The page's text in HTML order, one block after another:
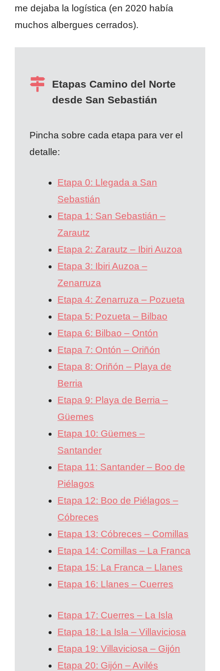
me dejaba la logística (en 2020 había
muchos albergues cerrados).
Etapas Camino del Norte
desde San Sebastián
Pincha sobre cada etapa para ver el
detalle:
Etapa 0: Llegada a San
Sebastián
Etapa 1: San Sebastián –
Zarautz
Etapa 2: Zarautz – Ibiri Auzoa
Etapa 3: Ibiri Auzoa –
Zenarruza
Etapa 4: Zenarruza – Pozueta
Etapa 5: Pozueta – Bilbao
Etapa 6: Bilbao – Ontón
Etapa 7: Ontón – Oriñón
Etapa 8: Oriñón – Playa de
Berria
Etapa 9: Playa de Berria –
Güemes
Etapa 10: Güemes –
Santander
Etapa 11: Santander – Boo de
Piélagos
Etapa 12: Boo de Piélagos –
Cóbreces
Etapa 13: Cóbreces – Comillas
Etapa 14: Comillas – La Franca
Etapa 15: La Franca – Llanes
Etapa 16: Llanes – Cuerres
Etapa 17: Cuerres – La Isla
Etapa 18: La Isla – Villaviciosa
Etapa 19: Villaviciosa – Gijón
Etapa 20: Gijón – Avilés